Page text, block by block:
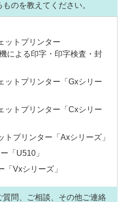
のを教えてください。
ットプリンター
による印字・印字検査・封
ットプリンター「Gxシリー
ットプリンター「Cxシリー
トプリンター「Axシリーズ」
「U510」
「Vxシリーズ」
問、ご相談、その他ご連絡